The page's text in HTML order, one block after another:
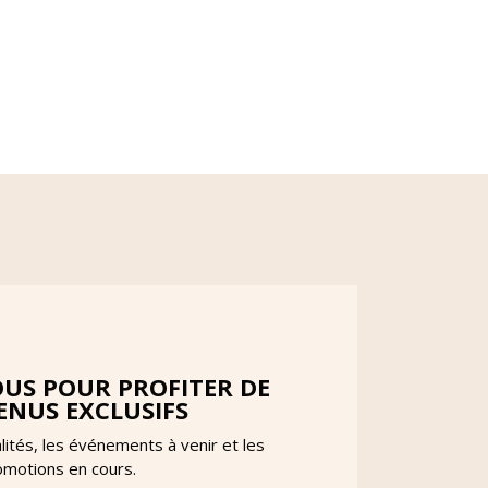
POUR PROFITER DE
EXCLUSIFS
les événements à venir et les
en cours.